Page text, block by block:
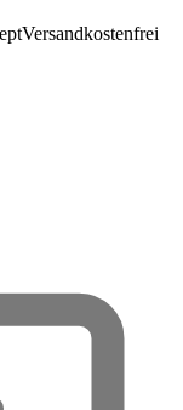
Versandkostenfrei